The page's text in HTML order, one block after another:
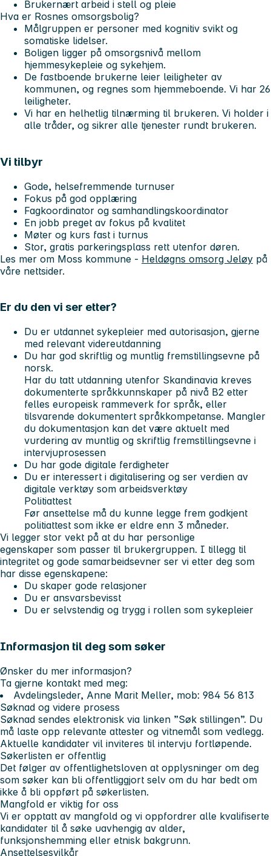
Brukernært arbeid i stell og pleie
Hva er Rosnes omsorgsbolig?
Målgruppen er personer med kognitiv svikt og
somatiske lidelser.
Boligen ligger på omsorgsnivå mellom
hjemmesykepleie og sykehjem.
De fastboende brukerne leier leiligheter av
kommunen, og regnes som hjemmeboende. Vi har 26
leiligheter.
Vi har en helhetlig tilnærming til brukeren. Vi holder i
alle tråder, og sikrer alle tjenester rundt brukeren.
Vi tilbyr
Gode, helsefremmende turnuser
Fokus på god opplæring
Fagkoordinator og samhandlingskoordinator
En jobb preget av fokus på kvalitet
Møter og kurs fast i turnus
Stor, gratis parkeringsplass rett utenfor døren.
Les mer om Moss kommune - Heldøgns omsorg Jeløy på
våre nettsider.
Er du den vi ser etter?
Du er utdannet sykepleier med autorisasjon, gjerne
med relevant videreutdanning
Du har god skriftlig og muntlig fremstillingsevne på
norsk.
Har du tatt utdanning utenfor Skandinavia kreves
dokumenterte språkkunnskaper på nivå B2 etter
felles europeisk rammeverk for språk, eller
tilsvarende dokumentert språkkompetanse. Mangler
du dokumentasjon kan det være aktuelt med
vurdering av muntlig og skriftlig fremstillingsevne i
intervjuprosessen
Du har gode digitale ferdigheter
Du er interessert i digitalisering og ser verdien av
digitale verktøy som arbeidsverktøy
Politiattest
Før ansettelse må du kunne legge frem godkjent
politiattest som ikke er eldre enn 3 måneder.
Vi legger stor vekt på at du har personlige
egenskaper som passer til brukergruppen. I tillegg til
integritet og gode samarbeidsevner ser vi etter deg som
har disse egenskapene:
Du skaper gode relasjoner
Du er ansvarsbevisst
Du er selvstendig og trygg i rollen som sykepleier
Informasjon til deg som søker
Ønsker du mer informasjon?
Ta gjerne kontakt med meg:
Avdelingsleder, Anne Marit Meller, mob: 984 56 813
Søknad og videre prosess
Søknad sendes elektronisk via linken ”Søk stillingen”. Du
må laste opp relevante attester og vitnemål som vedlegg.
Aktuelle kandidater vil inviteres til intervju fortløpende.
Søkerlisten er offentlig
Det følger av offentlighetsloven at opplysninger om deg
som søker kan bli offentliggjort selv om du har bedt om
ikke å bli oppført på søkerlisten.
Mangfold er viktig for oss
Vi er opptatt av mangfold og vi oppfordrer alle kvalifiserte
kandidater til å søke uavhengig av alder,
funksjonshemming eller etnisk bakgrunn.
Ansettelsesvilkår